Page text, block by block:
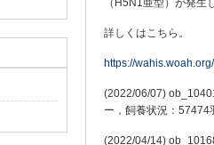
（H5N1亜型）が発
詳しくはこちら。
https://
(2022/06/07)
ー，飼養状況：57474
(2022/04/14)